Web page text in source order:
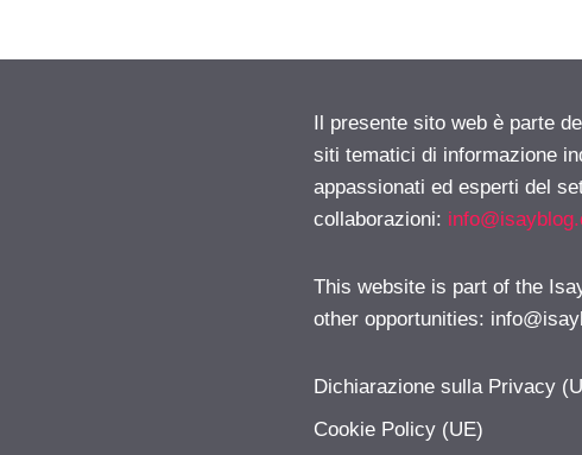
Il presente sito web è parte
siti tematici di informazione
appassionati ed esperti del
collaborazioni:
This website is part of the
other opportunities:
Dichiarazione sulla Privacy
Cookie Policy (UE)